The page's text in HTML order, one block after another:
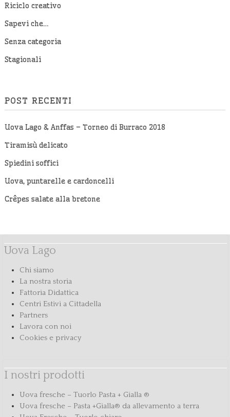
Riciclo creativo
Sapevi che…
Senza categoria
Stagionali
POST RECENTI
Uova Lago & Anffas – Torneo di Burraco 2018
Tiramisù delicato
Spiedini soffici
Uova, puntarelle e cardoncelli
Crêpes salate alla bretone
Uova Lago
Chi siamo
La nostra storia
Fattoria Didattica
Centri Estivi a Cittadella
Partners
Lavora con noi
Cookies e privacy
I nostri prodotti
Uova fresche – Tuorlo Pasta + Gialla ®
Uova fresche – Pasta +Gialla® da allevamento a terra